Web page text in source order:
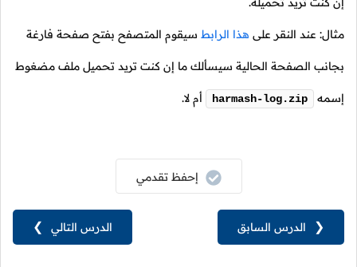
مثال: عند النقر على هذا الرابط سيقوم المتصفح بفتح صفحة فارغة
بجانب الصفحة الحالية سيسألك ما إن كنت تريد تحميل ملف مضغوط
إسمه harmash-log.zip أم لا.
الدرس التالي ❯
إحفظ تقدمي
❮ الدرس السابق